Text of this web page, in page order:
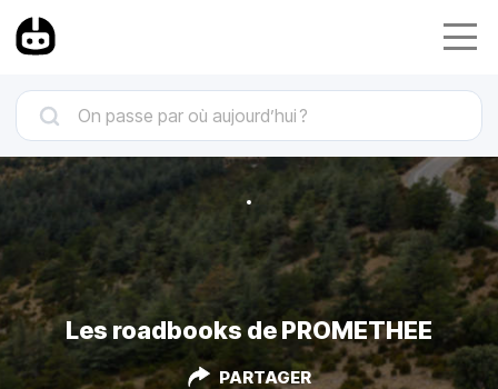
Les roadbooks de PROMETHEE
PARTAGER